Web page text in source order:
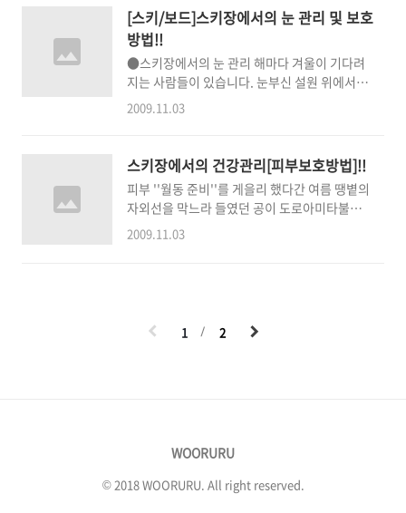
설원의 주인공이 되어 보는 것은 어떨까. ▶ 설
원 주인공은 바로 화이트 스키복과 보드복은 역
시 화이트. 유행과 상관없이 오..
드컵 대회'에 앞서 개최되는 것으로 다채로운 프
로그램이 마련돼 있다. 대회 첫째 날은 스노우보
더와 스키 선수들의 프리스타일 점프와 디제잉,
비보잉이 어우러지는 공연을 선보인다. 둘째 날
은 세계 최대 규모의 상금을 놓고 겨루는 점프대
회인 '빅 에어 매치(Big Air Match)'행사가 진
Toutant), 찰스 리드(Charles Reid) 등 세계
최고의 라이더 8명이 참가..
[스키/보드]스키장에서의 눈 관리 및 보호
방법!!
●스키장에서의 눈 관리 해마다 겨울이 기다려
지는 사람들이 있습니다. 눈부신 설원 위에서의
질주, 상상만으로도 즐거운 일이 아닐 수 없는데
쉽습니다. 차가운 바람과 강한 자외선으로 인해
마음의 창(窓)이라고 할 수있는 우리의 눈이 큰
손상을 입을 수 있기 때문이지요. 자, 그럼 시작
해 보겠습니다! 자외선은 뜨거운 여름햇살 아래
서 내리쬘 때만 안좋은 것으로 흔히 알고 있지만
의 반사율은 무려 85%로 여름철의 4배 이상이
2009.11.03
스키장에서의 건강관리[피부보호방법]!!
피부 ''월동 준비''를 게을리 했다간 여름 땡볕의
자외선을 막느라 들였던 공이 도로아미타불이
되기 십상이다. 자외선, 기미, 주근깨... 여름철
다. "눈"깜짝할 새 기미 생겼네... 보습/자외선
차단제 필수 건조한 피부는 충분한 보습으로 촉
선 차단제를 꼼꼼히 바른 후 평소보다 약간 두껍
2009.11.03
1 2
WOORURU
© 2018 WOORURU. All right reserved.